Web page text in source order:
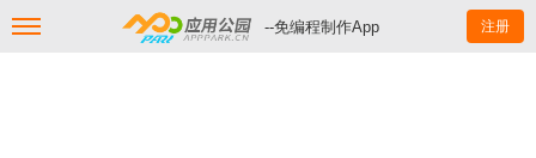
--免编程制作App 注册